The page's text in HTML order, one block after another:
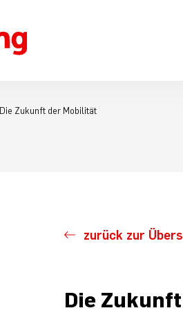
Die Zukunft der Mobilität
zurück zur
Die